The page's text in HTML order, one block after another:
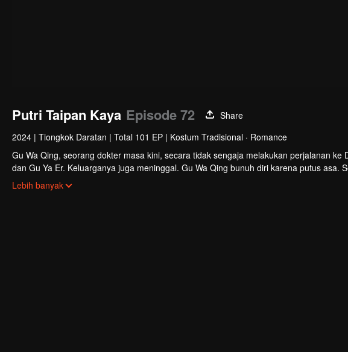
Putri Taipan Kaya Episode 72
Share
2024 | Tiongkok Daratan | Total 101 EP | Kostum Tradisional · Romance
Gu Wa Qing, seorang dokter masa kini, secara tidak sengaja melakukan perjalanan
dan Gu Ya Er. Keluarganya juga meninggal. Gu Wa Qing bunuh diri karena putus asa.
baru ini, bagaimana Gu Wan Qing akan menebus kesalahan dan membalaskan
Lebih banyak